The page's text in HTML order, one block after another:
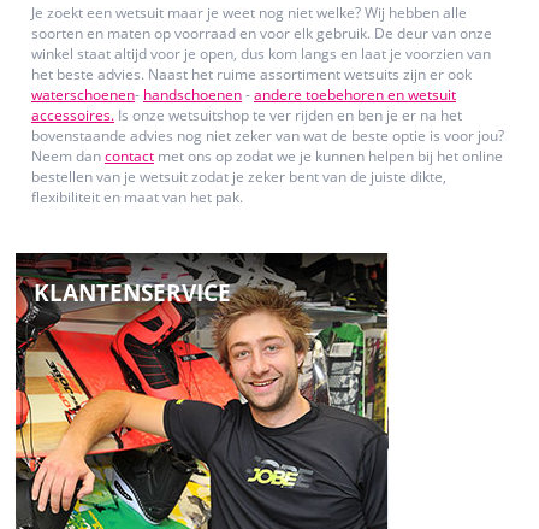
Je zoekt een wetsuit maar je weet nog niet welke? Wij hebben alle
soorten en maten op voorraad en voor elk gebruik. De deur van onze
winkel staat altijd voor je open, dus kom langs en laat je voorzien van
het beste advies. Naast het ruime assortiment wetsuits zijn er ook
waterschoenen- handschoenen-andere toebehoren en wetsuit
accessoires. Is onze wetsuitshop te ver rijden en ben je er na het
bovenstaande advies nog niet zeker van wat de beste optie is voor jou?
Neem dancontact met ons op zodat we je kunnen helpen bij het online
bestellen van je wetsuit zodat je zeker bent van de juiste dikte,
flexibiliteit en maat van het pak.
KLANTENSERVICE